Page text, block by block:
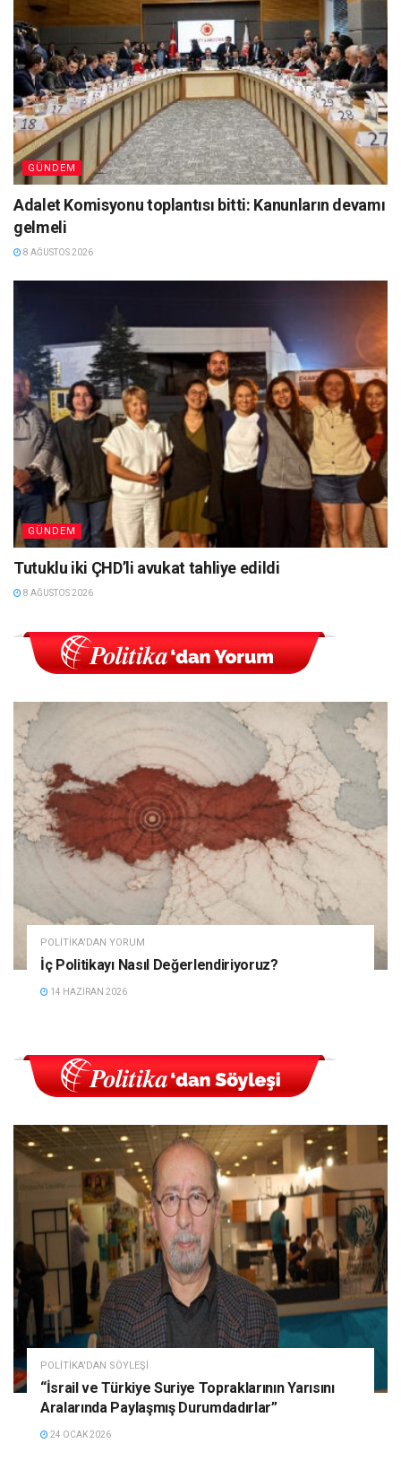
GÜNDEM
Adalet Komisyonu toplantısı bitti: Kanunların devamı
gelmeli
8 AĞUSTOS 2026
GÜNDEM
Tutuklu iki ÇHD’li avukat tahliye edildi
8 AĞUSTOS 2026
POLITIKA'DAN YORUM
İç Politikayı Nasıl Değerlendiriyoruz?
14 HAZIRAN 2026
POLITIKA'DAN SÖYLEŞI
“İsrail ve Türkiye Suriye Topraklarının Yarısını
Aralarında Paylaşmış Durumdadırlar”
24 OCAK 2026